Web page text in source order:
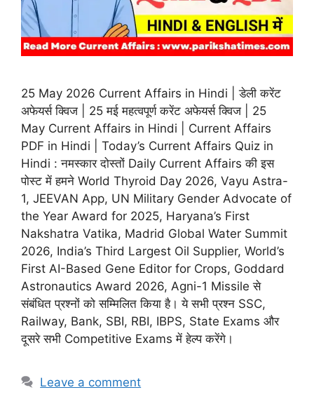
25 May 2026 Current Affairs in Hindi | डेली करेंट
अफेयर्स क्विज | 25 मई महत्वपूर्ण करेंट अफेयर्स क्विज | 25
May Current Affairs in Hindi | Current Affairs
PDF in Hindi | Today’s Current Affairs Quiz in
Hindi : नमस्कार दोस्तों Daily Current Affairs की इस
पोस्ट में हमने World Thyroid Day 2026, Vayu Astra-
1, JEEVAN App, UN Military Gender Advocate of
the Year Award for 2025, Haryana’s First
Nakshatra Vatika, Madrid Global Water Summit
2026, India’s Third Largest Oil Supplier, World’s
First AI-Based Gene Editor for Crops, Goddard
Astronautics Award 2026, Agni-1 Missile से
संबंधित प्रश्नों को सम्मिलित किया है। ये सभी प्रश्न SSC,
Railway, Bank, SBI, RBI, IBPS, State Exams और
दूसरे सभी Competitive Exams में हेल्प करेंगे।
Leave a comment